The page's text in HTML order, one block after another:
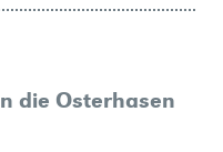
die Osterhasen